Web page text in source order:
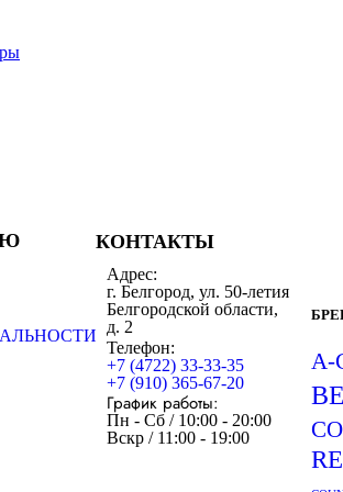
КОНТАКТЫ
Адрес:
г. Белгород, ул. 50-летия
Белгородской области,
д. 2
Телефон:
+7 (4722) 33-33-35
+7 (910) 365-67-20
График работы:
Пн - Сб / 10:00 - 20:00
Вскр / 11:00 - 19:00
A-